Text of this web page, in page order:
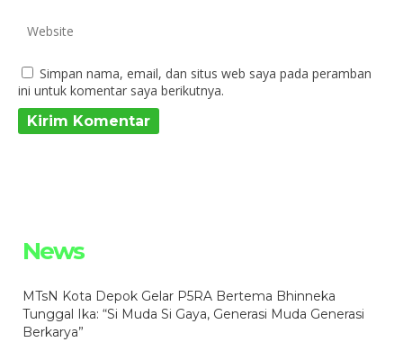
Simpan nama, email, dan situs web saya pada peramban
ini untuk komentar saya berikutnya.
News
MTsN Kota Depok Gelar P5RA Bertema Bhinneka
Tunggal Ika: “Si Muda Si Gaya, Generasi Muda Generasi
Berkarya”